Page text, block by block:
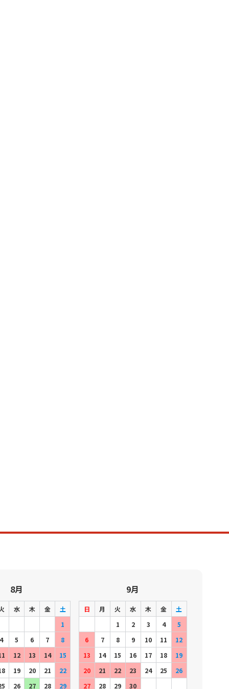
8月
水 木 金
土
1
4
5 6 7
8
12 13 14
15
19 20 21
22
26 27 28 29
9月
日 月 火 水 木 金
土
1
2 3 4
5
6
7 8 9 10 11
12
13
14 15 16 17 18
19
20
21 22 23 24 25
26
27
28 29 30